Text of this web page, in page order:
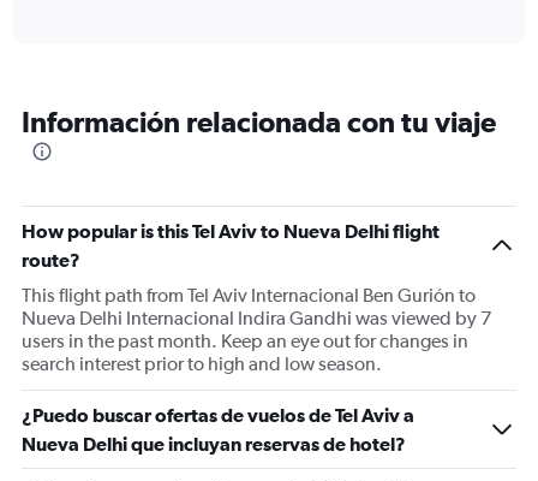
categories.
The
Y
axis
displaying
values.
Range:
0
to
Información relacionada con tu viaje
How popular is this Tel Aviv to Nueva Delhi flight
route?
This flight path from Tel Aviv Internacional Ben Gurión to
Nueva Delhi Internacional Indira Gandhi was viewed by 7
users in the past month. Keep an eye out for changes in
search interest prior to high and low season.
¿Puedo buscar ofertas de vuelos de Tel Aviv a
Nueva Delhi que incluyan reservas de hotel?